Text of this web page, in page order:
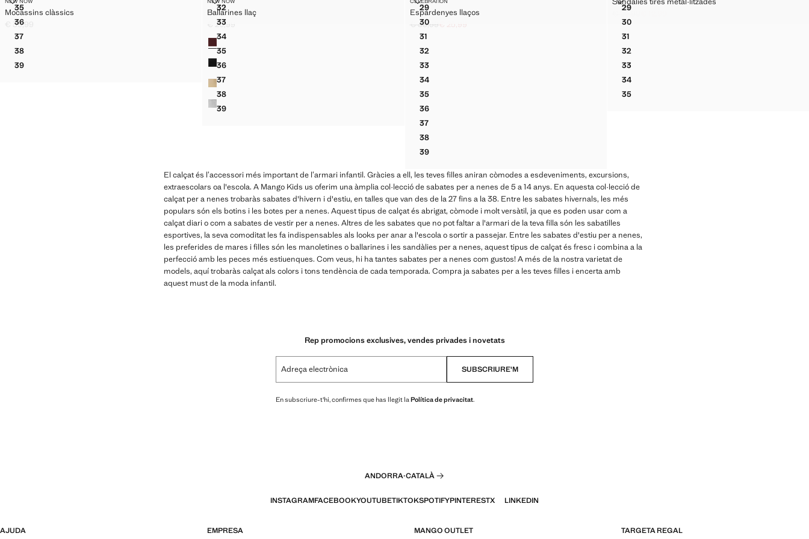
39BOTÍ PELL BOVÍ CORDONS
39BOTÍ PELL BOVÍ CORDONS
39ESCLOP REPUNT SIVELLA
Talles
35MOCASSINS CLÀSSICS
36MOCASSINS CLÀSSICS
37MOCASSINS CLÀSSICS
38MOCASSINS CLÀSSICS
39MOCASSINS CLÀSSICS
Mocassins clàssics
€ 35,99
Talles
32BALLARINES LLAÇ
33BALLARINES LLAÇ
34BALLARINES LLAÇ
35BALLARINES LLAÇ
36BALLARINES LLAÇ
37BALLARINES LLAÇ
38BALLARINES LLAÇ
39BALLARINES LLAÇ
Ballarines llaç
€ 26,99
Colors
Talles
29ESPARDENYES LLAÇOS
30ESPARDENYES LLAÇOS
31ESPARDENYES LLAÇOS
32ESPARDENYES LLAÇOS
33ESPARDENYES LLAÇOS
34ESPARDENYES LLAÇOS
35ESPARDENYES LLAÇOS
36ESPARDENYES LLAÇOS
37ESPARDENYES LLAÇOS
38ESPARDENYES LLAÇOS
39ESPARDENYES LLAÇOS
Espardenyes llaços
Preu inicial ratllat [€ 35,99 ]
€ 35,99
Preu actual [€ 25,99 ]
€ 25,99
Talles
29SANDÀLIES TIRES METAL·LITZADES
30SANDÀLIES TIRES METAL·LITZADES
31SANDÀLIES TIRES METAL·LITZADES
32SANDÀLIES TIRES METAL·LITZADES
33SANDÀLIES TIRES METAL·LITZADES
34SANDÀLIES TIRES METAL·LITZADES
35SANDÀLIES TIRES METAL·LITZADES
Preu inicial ratllat [€ 26,99 ]
€ 26,99
Preu actual [€ 12,99 ]
El calçat és lʻaccessori més important de lʻarmari infantil. Gràcies a ell, les teves filles aniran còmodes a esdeveniments, excursions,
extraescolars oa l'escola. A Mango Kids us oferim una àmplia col·lecció de sabates per a nenes de 5 a 14 anys. En aquesta col·lecció de
calçat per a nenes trobaràs sabates d'hivern i d'estiu, en talles que van des de la 27 fins a la 38. Entre les sabates hivernals, les més
populars són els botins i les botes per a nenes. Aquest tipus de calçat és abrigat, còmode i molt versàtil, ja que es poden usar com a
calçat diari o com a sabates de vestir per a nenes. Altres de les sabates que no pot faltar a l'armari de la teva filla són les sabatilles
esportives, la seva comoditat les fa indispensables als looks per anar a l'escola o sortir a passejar. Entre les sabates d'estiu per a nenes,
les preferides de mares i filles són les manoletines o ballarines i les sandàlies per a nenes, aquest tipus de calçat és fresc i combina a la
perfecció amb les peces més estiuenques. Com veus, hi ha tantes sabates per a nenes com gustos! A més de la nostra varietat de
models, aquí trobaràs calçat als colors i tons tendència de cada temporada. Compra ja sabates per a les teves filles i encerta amb
aquest must de la moda infantil.
Rep promocions exclusives, vendes privades i novetats
Adreça electrònica SUBSCRIURE'M
En subscriure-t'hi, confirmes que has llegit la Política de privacitat.
ANDORRA·CATALÀ
INSTAGRAMFACEBOOKYOUTUBETIKTOKSPOTIFYPINTERESTX LINKEDIN
AJUDA EMPRESA MANGO OUTLET TARGETA REGAL